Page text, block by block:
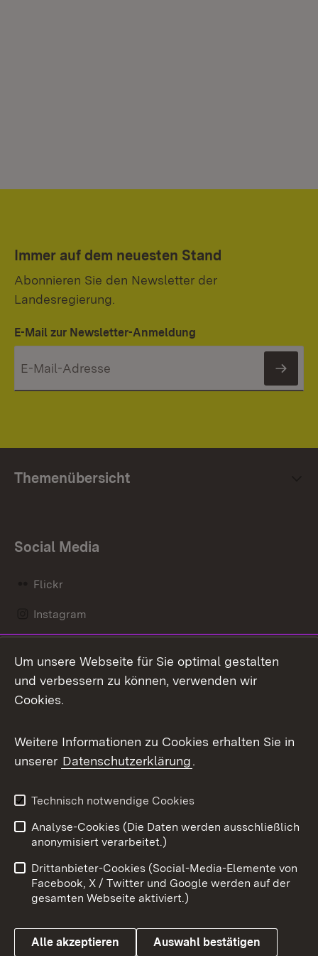
Immer auf dem neuesten Stand
Abonnieren Sie den Newsletter der
Landesregierung.
E-Mail zur Newsletter-Anmeldung
Themenübersicht
Social Media
Flickr
Instagram
Mastodon
Messenger
Social Wall
X / Twitter
Youtube
Benutzungshinweise
Barrierefreiheit
Datenschutz
Cookies
Um unsere Webseite für Sie optimal gestalten
und verbessern zu können, verwenden wir
Cookies.
Weitere Informationen zu Cookies erhalten Sie in
unserer Datenschutzerklärung.
Technisch notwendige Cookies
Analyse-Cookies (Die Daten werden ausschließlich
anonymisiert verarbeitet.)
Drittanbieter-Cookies (Social-Media-Elemente von
Facebook, X / Twitter und Google werden auf der
gesamten Webseite aktiviert.)
Alle akzeptieren Auswahl bestätigen